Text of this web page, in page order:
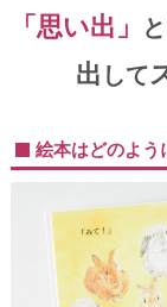
「思い出」
出 して
絵本はどのよう